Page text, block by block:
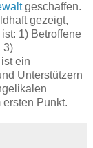
geschaffen.
gezeigt,
1) Betroffene
3)
ein
Unterstützern
Punkt.